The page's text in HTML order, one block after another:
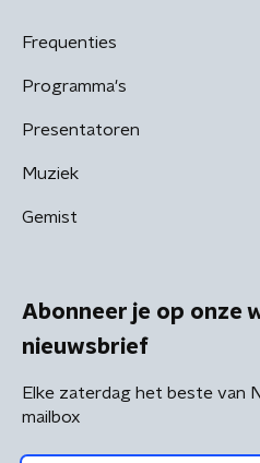
Frequenties
Programma's
Presentatoren
Muziek
Gemist
Abonneer je op onze
nieuwsbrief
Elke zaterdag het beste van
mailbox